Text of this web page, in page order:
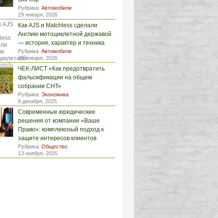
Рубрика: Автомобили
29 января, 2026
Как AJS и Matchless сделали
Англию мотоциклетной державой
— история, характер и техника
Рубрика: Автомобили
29 января, 2026
ЧЕК-ЛИСТ «Как предотвратить
фальсификации на общем
собрании СНТ»
Рубрика: Экономика
8 декабря, 2025
Современные юридические
решения от компании «Ваше
Право»: комплексный подход к
защите интересов клиентов
Рубрика: Общество
13 ноября, 2025